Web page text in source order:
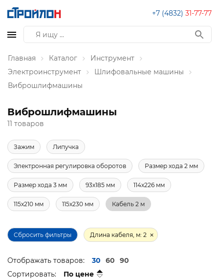
+7 (4832) 31-77-77
Главная Каталог
Инструмент
Электроинструмент
Шлифовальные машины
Виброшлифмашины
Виброшлифмашины
11 товаров
Зажим Липучка
Электронная регулировка оборотов Размер хода 2 мм
Размер хода 3 мм 93x185 мм 114x226 мм
115x210 мм 115x230 мм Кабель 2 м
Сбросить фильтры Длина кабеля, м: 2
Отображать товаров: 30 60
90
Сортировать:
По цене